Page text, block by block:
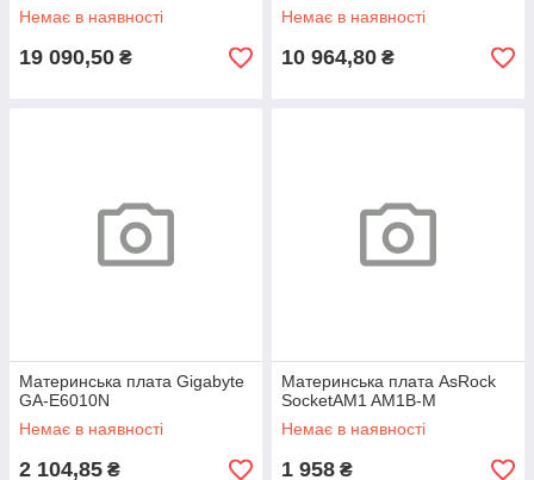
Немає в наявності
19 090,50 ₴
Немає в наявності
10 964,80 ₴
Материнська плата Gigabyte
GA-E6010N
Немає в наявності
2 104,85 ₴
Материнська плата AsRock
SocketAM1 AM1B-M
Немає в наявності
1 958 ₴